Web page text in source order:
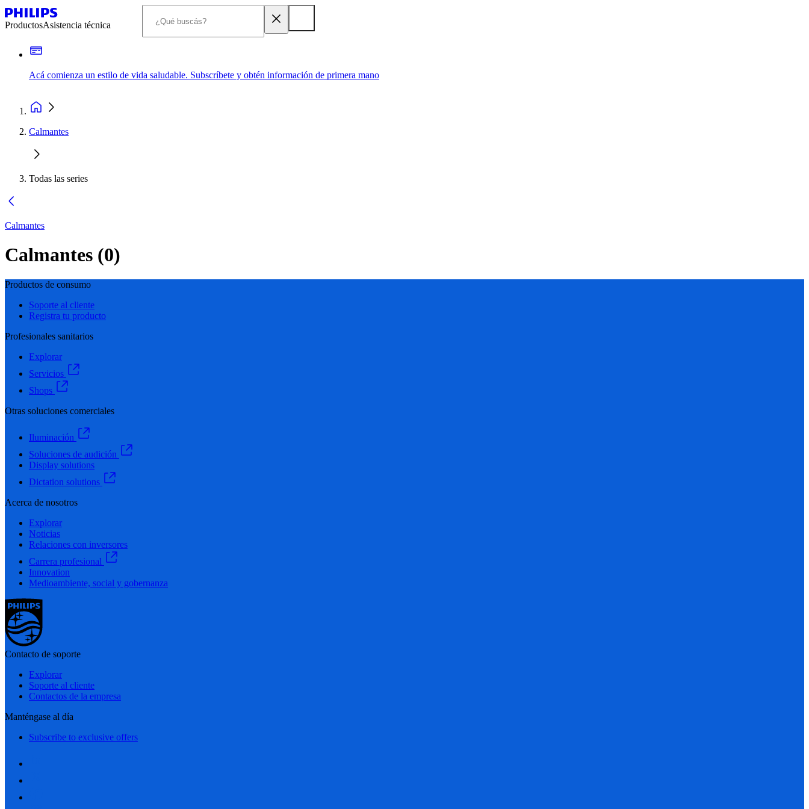
ProductosAsistencia técnica
Acá comienza un estilo de vida saludable. Subscríbete y obtén información de primera mano
Calmantes
Todas las series
Calmantes
Calmantes (0)
Productos de consumo
Soporte al cliente
Registra tu producto
Profesionales sanitarios
Explorar
Servicios
Shops
Otras soluciones comerciales
Iluminación
Soluciones de audición
Display solutions
Dictation solutions
Acerca de nosotros
Explorar
Noticias
Relaciones con inversores
Carrera profesional
Innovation
Medioambiente, social y gobernanza
Contacto de soporte
Explorar
Soporte al cliente
Contactos de la empresa
Manténgase al día
Subscribe to exclusive offers